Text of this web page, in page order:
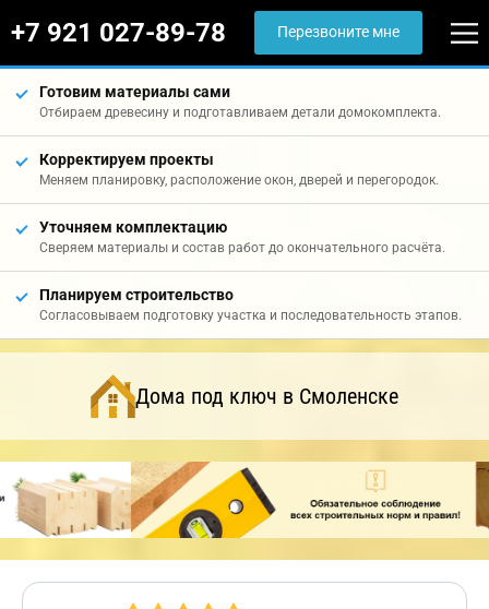
+7 921 027-89-78 Перезвоните мне
Готовим материалы сами
Отбираем древесину и подготавливаем детали домокомплекта.
Корректируем проекты
Меняем планировку, расположение окон, дверей и перегородок.
Уточняем комплектацию
Сверяем материалы и состав работ до окончательного расчёта.
Планируем строительство
Согласовываем подготовку участка и последовательность этапов.
Дома под ключ в Смоленске